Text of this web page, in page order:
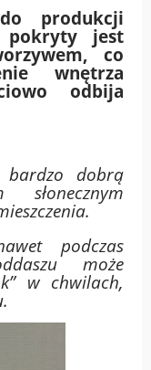
produkcji
jest
co
wnętrza
odbija
bardzo dobrą
podczas
może
w chwilach,